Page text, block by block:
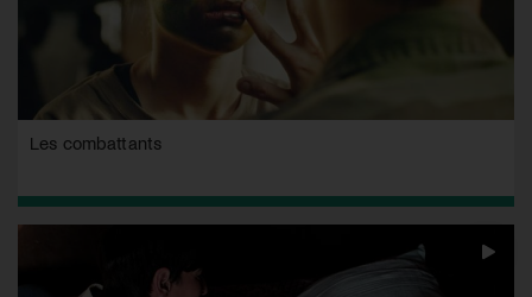
Les combattants